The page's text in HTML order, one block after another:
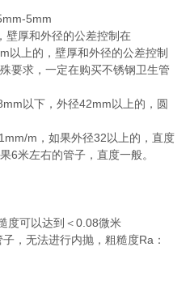
5mm
壁厚和外径的公差控制在
以上的，壁厚和外径的公差控制
要求，一定在购买不锈钢卫生管
以下，外径42mm以上的，圆
m，如果外径32以上的，直度
6米左右的管子，直度一般。
度可以达到＜0.08微米
，无法进行内抛，粗糙度Ra：